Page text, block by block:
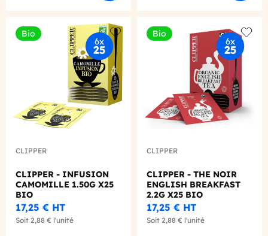
Bio
Add to wishlist
CLIPPER
CLIPPER - INFUSION
CAMOMILLE 1.50G X25
BIO
17,25 € HT
Soit 2,88 € l'unité
Bio
Add
CLIPPER
CLIPPER - THE NOIR
ENGLISH BREAKFAST
2.2G X25 BIO
17,25 € HT
Soit 2,88 € l'unité